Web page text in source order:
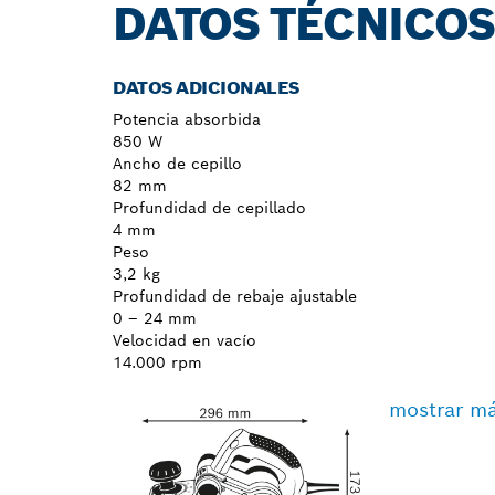
DATOS TÉCNICOS
DATOS ADICIONALES
Potencia absorbida
850 W
Ancho de cepillo
82 mm
Profundidad de cepillado
4 mm
Peso
3,2 kg
Profundidad de rebaje ajustable
0 – 24 mm
Velocidad en vacío
14.000 rpm
mostrar